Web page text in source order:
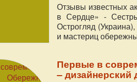
Отзывы известных
в Сердце» -
Острогляд
и мастериц
Первые в
– дизайнерский